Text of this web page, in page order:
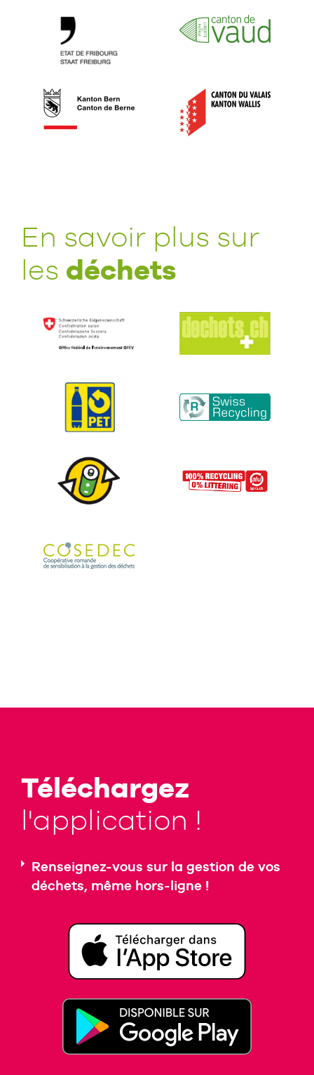
En savoir plus sur
les déchets
Téléchargez
l'application !
Renseignez-vous sur la gestion de vos
déchets, même hors-ligne !